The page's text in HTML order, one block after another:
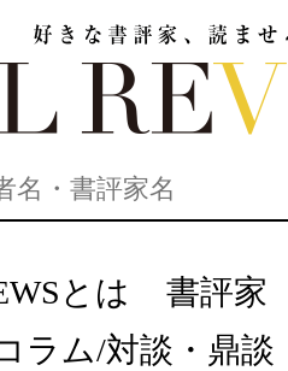
とは
書評家
ラム/対談・鼎談